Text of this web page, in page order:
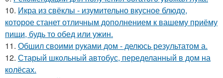
10. Икра из свёклы - изумительно вкусное блюдо,
которое станет отличным дополнением к вашему приёму
пищи, будь то обед или ужин.
11. Обшил своими руками дом - делюсь результатом а.
12. Старый школьный автобус, переделанный в дом на
колёсах.